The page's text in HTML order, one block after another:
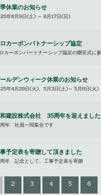
休業のお知らせ
年8月9日(土) ～ 8月17日(日)
カーボンパトナーシップ協定
カーボンパートナーシップ協定の贈呈式に
ルデンウィーク休業のお知らせ
年4月29日(火)、5月3日(土)～ 5月6日(火)
建設株式会社 35周年を迎えました
年 社員一同集合です
予定表を寄贈して頂きました
年 記念として、工事予定表を寄贈
2 3 4 5 6